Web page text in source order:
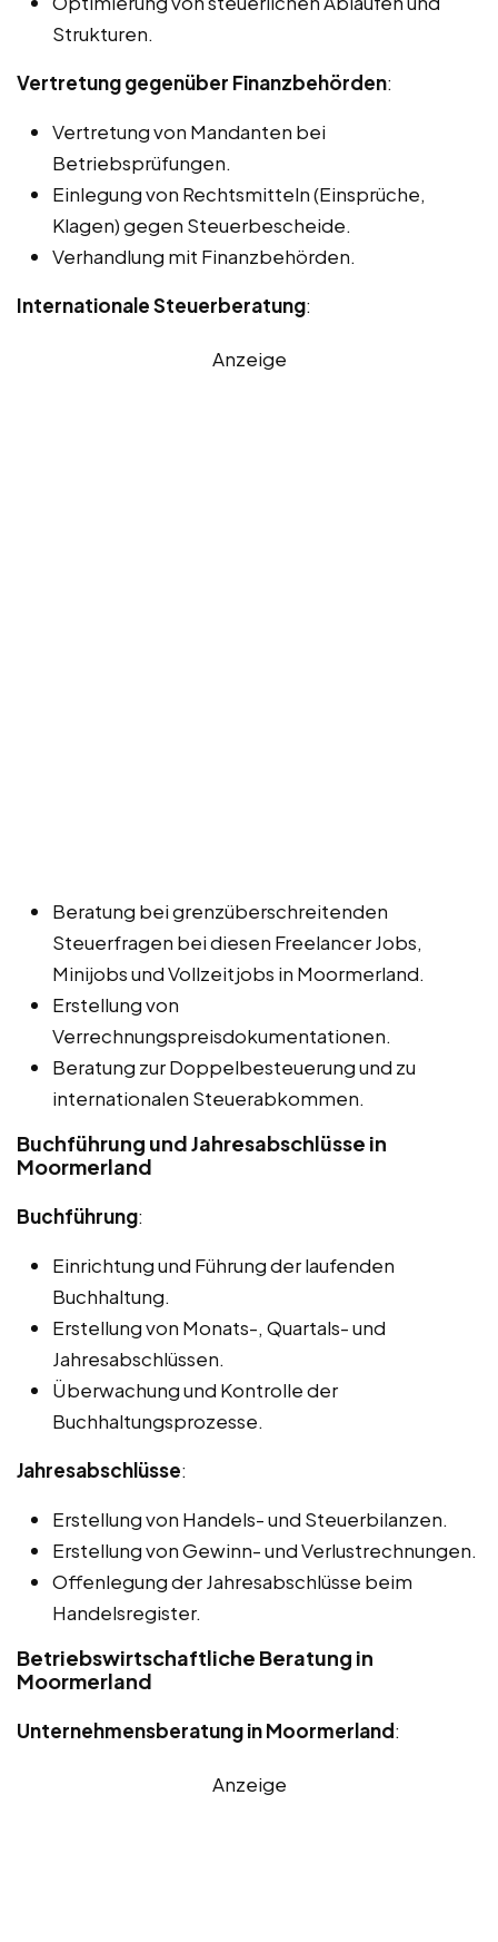
Strukturen.
Vertretung gegenüber Finanzbehörden:
Vertretung von Mandanten bei
Betriebsprüfungen.
Einlegung von Rechtsmitteln (Einsprüche,
Klagen) gegen Steuerbescheide.
Verhandlung mit Finanzbehörden.
Internationale Steuerberatung:
Anzeige
Beratung bei grenzüberschreitenden
Steuerfragen bei diesen Freelancer Jobs,
Minijobs und Vollzeitjobs in Moormerland.
Erstellung von
Verrechnungspreisdokumentationen.
Beratung zur Doppelbesteuerung und zu
internationalen Steuerabkommen.
Buchführung und Jahresabschlüsse in
Moormerland
Buchführung:
Einrichtung und Führung der laufenden
Buchhaltung.
Erstellung von Monats-, Quartals- und
Jahresabschlüssen.
Überwachung und Kontrolle der
Buchhaltungsprozesse.
Jahresabschlüsse:
Erstellung von Handels- und Steuerbilanzen.
Erstellung von Gewinn- und Verlustrechnungen.
Offenlegung der Jahresabschlüsse beim
Handelsregister.
Betriebswirtschaftliche Beratung in
Moormerland
Unternehmensberatung in Moormerland:
Anzeige